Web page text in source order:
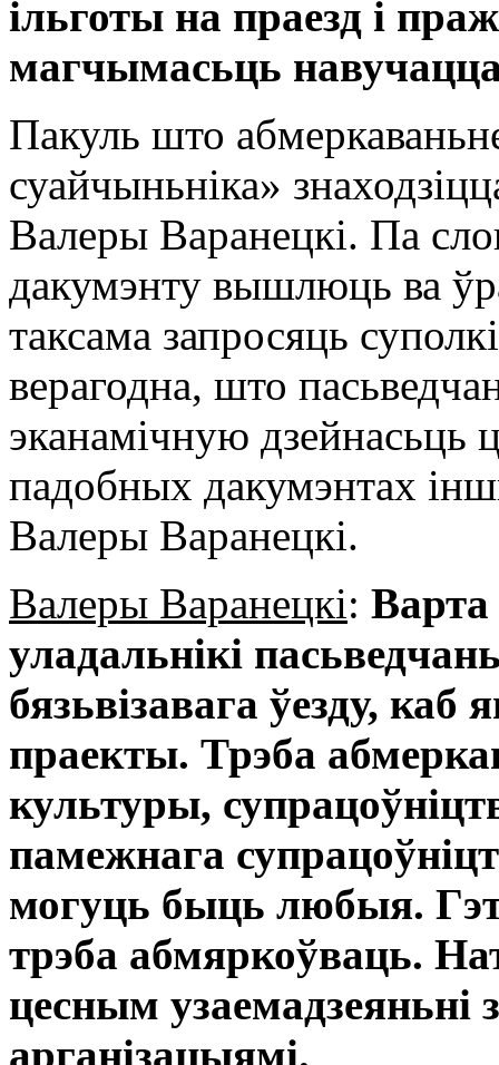
ільготы на праезд і
магчымасьць
Пакуль што
суайчыньніка»
Валеры Варанецкі. Па
дакумэнту вышлюць ва
таксама запросяць
верагодна, што
эканамічную дзейнасьць
падобных дакумэнтах
Валеры Варанецкі.
Валеры Варанецкі:
уладальнікі
бязьвізавага ўезду,
праекты. Трэба
культуры,
памежнага
могуць быць любыя.
трэба абмяркоўваць.
цесным узаемадзеяньні
арганізацыямі.